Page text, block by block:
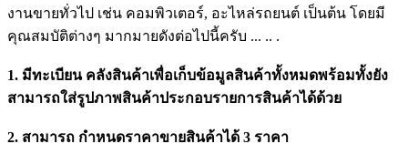
งานขายทั่วไป เช่น คอมพิวเตอร์, อะไหล่รถยนต์ เป็นต้น โดยมี
คุณสมบัติต่างๆ มากมายดังต่อไปนี้ครับ ... .. .
1. มีทะเบียน คลังสินค้าเพื่อเก็บข้อมูลสินค้าทั้งหมดพร้อมทั้งยัง
สามารถใส่รูปภาพสินค้าประกอบรายการสินค้าได้ด้วย
2. สามารถ กำหนดราคาขายสินค้าได้ 3 ราคา